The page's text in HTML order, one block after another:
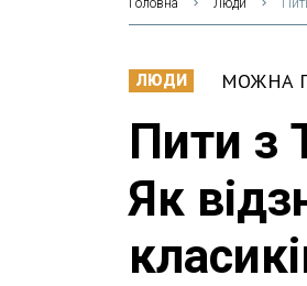
Головна Люди
ЛЮДИ МОЖНА
Пити з
Як